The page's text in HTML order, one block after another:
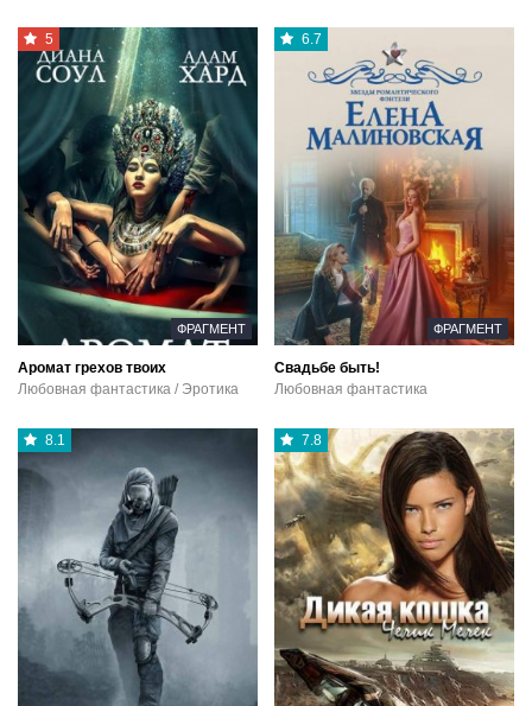
5
ФРАГМЕНТ
Аромат грехов твоих
Любовная фантастика / Эротика
6.7
ФРАГМЕНТ
Свадьбе быть!
Любовная фантастика
8.1 7.8